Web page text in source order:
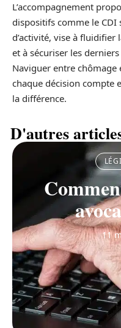
L’accompagnement
dispositifs comme le CDI
d’activité, vise à
et à sécuriser les
Naviguer entre chômage
chaque décision compte
la différence.
D'autres
11